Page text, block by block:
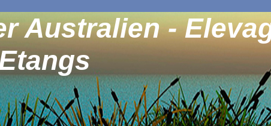
Australien -